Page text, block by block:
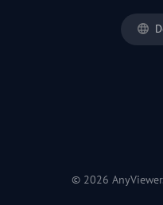
© 2026